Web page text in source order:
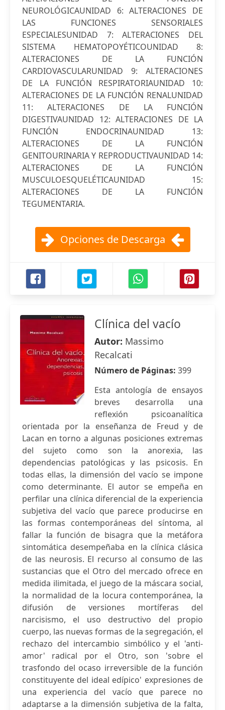
NEUROLÓGICAUNIDAD 6: ALTERACIONES DE
LAS FUNCIONES SENSORIALES
ESPECIALESUNIDAD 7: ALTERACIONES DEL
SISTEMA HEMATOPOYÉTICOUNIDAD 8:
ALTERACIONES DE LA FUNCIÓN
CARDIOVASCULARUNIDAD 9: ALTERACIONES
DE LA FUNCIÓN RESPIRATORIAUNIDAD 10:
ALTERACIONES DE LA FUNCIÓN RENALUNIDAD
11: ALTERACIONES DE LA FUNCIÓN
DIGESTIVAUNIDAD 12: ALTERACIONES DE LA
FUNCIÓN ENDOCRINAUNIDAD 13:
ALTERACIONES DE LA FUNCIÓN
GENITOURINARIA Y REPRODUCTIVAUNIDAD 14:
ALTERACIONES DE LA FUNCIÓN
MUSCULOESQUELÉTICAUNIDAD 15:
ALTERACIONES DE LA FUNCIÓN
TEGUMENTARIA.
Opciones de Descarga
Clínica del vacío
Autor: Massimo
Recalcati
Número de Páginas: 399
Esta antología de ensayos
breves desarrolla una
reflexión psicoanalítica
orientada por la enseñanza de Freud y de
Lacan en torno a algunas posiciones extremas
del sujeto como son la anorexia, las
dependencias patológicas y las psicosis. En
todas ellas, la dimensión del vacío se impone
como determinante. El autor se empeña en
perfilar una clínica diferencial de la experiencia
subjetiva del vacío que parece producirse en
las formas contemporáneas del síntoma, al
fallar la función de bisagra que la metáfora
sintomática desempeñaba en la clínica clásica
de las neurosis. El recurso al consumo de las
sustancias que el Otro del mercado ofrece en
medida ilimitada, el juego de la máscara social,
la normalidad de la locura contemporánea, la
difusión de versiones mortíferas del
narcisismo, el uso destructivo del propio
cuerpo, las nuevas formas de la segregación, el
rechazo del intercambio simbólico y el 'anti-
amor' radical por el Otro, son 'sobre el
trasfondo del ocaso irreversible de la función
constituyente del ideal edípico' expresiones de
una experiencia del vacío que parece no
adaptarse a la dimensión subjetiva de la falta,